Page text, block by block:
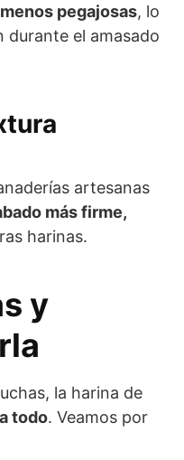
pegajosas, lo
durante el amasado
artesanas
más firme,
harinas.
y
la harina de
todo. Veamos por